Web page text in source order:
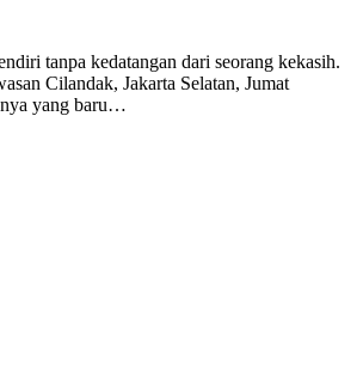
tanpa kedatangan dari seorang kekasih.
Cilandak, Jakarta Selatan, Jumat
yang baru…